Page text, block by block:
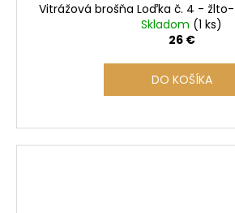
Vitrážová brošňa Loďka č. 4 -
Skladom (1 ks)
26 €
DO KOŠÍKA